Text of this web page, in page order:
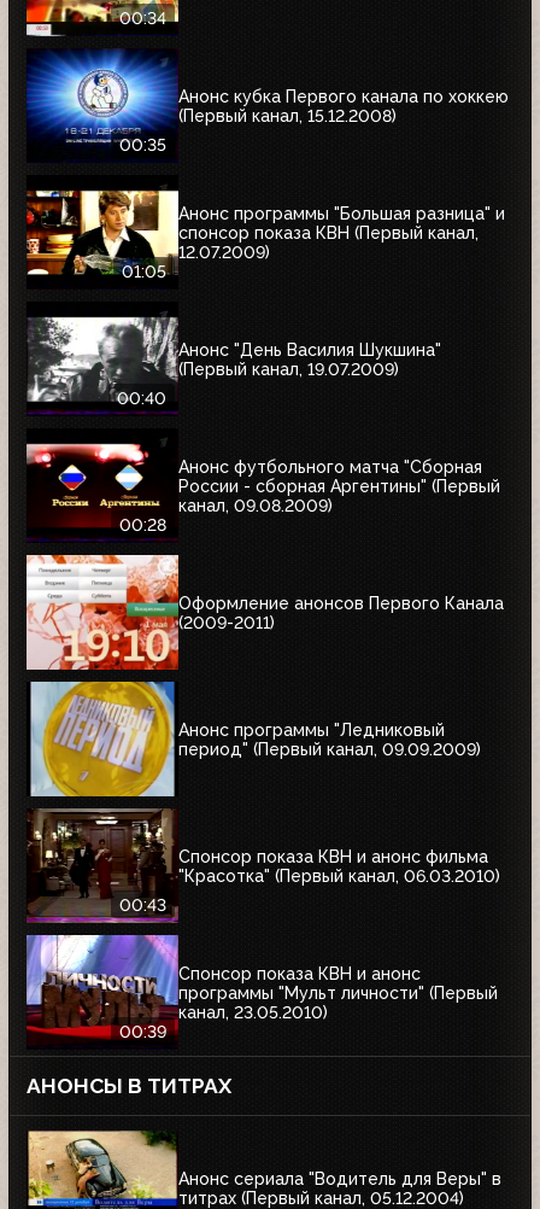
00:34
00:35
Анонс кубка Первого канала по хоккею
(Первый канал, 15.12.2008)
01:05
Анонс программы "Большая разница" и
спонсор показа КВН (Первый канал,
12.07.2009)
00:40
Анонс "День Василия Шукшина"
(Первый канал, 19.07.2009)
00:28
Анонс футбольного матча "Сборная
России - сборная Аргентины" (Первый
канал, 09.08.2009)
Оформление анонсов Первого Канала
(2009-2011)
Анонс программы "Ледниковый
период" (Первый канал, 09.09.2009)
00:43
Спонсор показа КВН и анонс фильма
"Красотка" (Первый канал, 06.03.2010)
00:39
Спонсор показа КВН и анонс
программы "Мульт личности" (Первый
канал, 23.05.2010)
АНОНСЫ В ТИТРАХ
Анонс сериала "Водитель для Веры" в
титрах (Первый канал, 05.12.2004)